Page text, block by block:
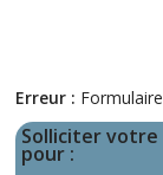
Erreur :
Solliciter votre
pour :